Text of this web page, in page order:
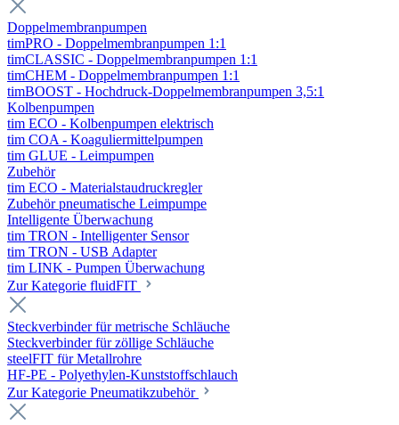
Doppelmembranpumpen
timPRO - Doppelmembranpumpen 1:1
timCLASSIC - Doppelmembranpumpen 1:1
timCHEM - Doppelmembranpumpen 1:1
timBOOST - Hochdruck-Doppelmembranpumpen 3,5:1
Kolbenpumpen
tim ECO - Kolbenpumpen elektrisch
tim COA - Koaguliermittelpumpen
tim GLUE - Leimpumpen
Zubehör
tim ECO - Materialstaudruckregler
Zubehör pneumatische Leimpumpe
Intelligente Überwachung
tim TRON - Intelligenter Sensor
tim TRON - USB Adapter
tim LINK - Pumpen Überwachung
Zur Kategorie fluidFIT
Steckverbinder für metrische Schläuche
Steckverbinder für zöllige Schläuche
steelFIT für Metallrohre
HF-PE - Polyethylen-Kunststoffschlauch
Zur Kategorie Pneumatikzubehör